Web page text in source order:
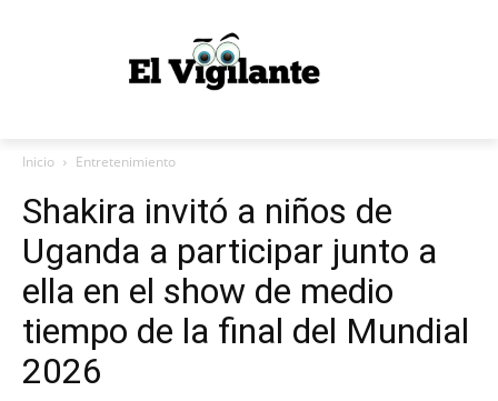
Inicio Entretenimiento
Shakira invitó a niños de
Uganda a participar junto a
ella en el show de medio
tiempo de la final del Mundial
2026